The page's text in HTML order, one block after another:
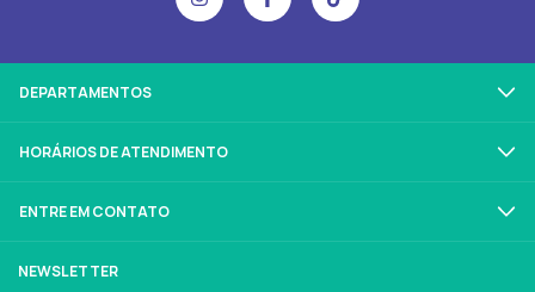
DEPARTAMENTOS
HORÁRIOS DE ATENDIMENTO
ENTRE EM CONTATO
NEWSLETTER